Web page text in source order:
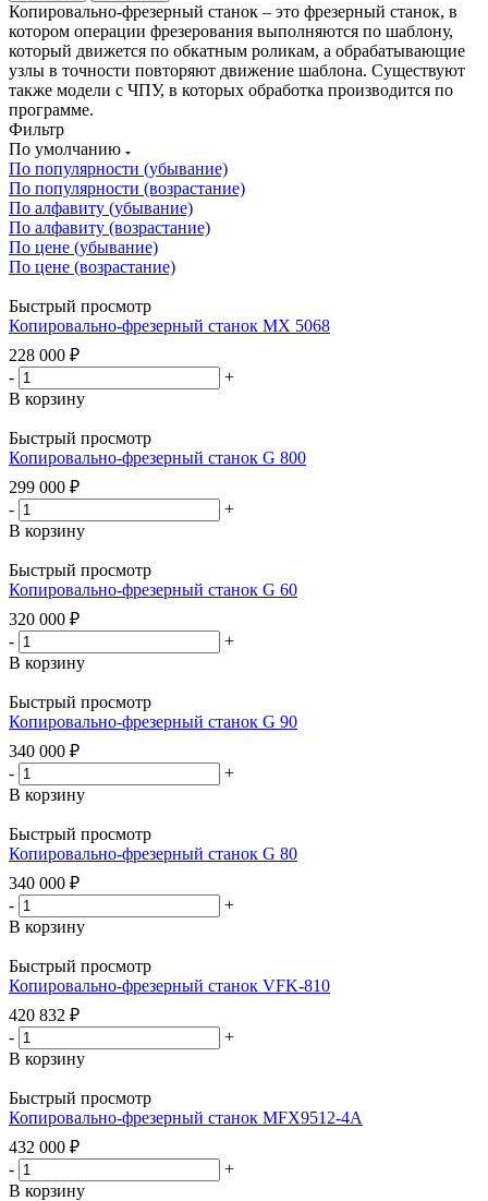
Копировально-фрезерный станок – это фрезерный станок, в
котором операции фрезерования выполняются по шаблону,
который движется по обкатным роликам, а обрабатывающие
узлы в точности повторяют движение шаблона. Существуют
также модели с ЧПУ, в которых обработка производится по
программе.
Фильтр
По умолчанию
По популярности (убывание)
По популярности (возрастание)
По алфавиту (убывание)
По алфавиту (возрастание)
По цене (убывание)
По цене (возрастание)
Быстрый просмотр
Копировально-фрезерный станок MX 5068
228 000 ₽
-
+
В корзину
Быстрый просмотр
Копировально-фрезерный станок G 800
299 000 ₽
-
+
В корзину
Быстрый просмотр
Копировально-фрезерный станок G 60
320 000 ₽
-
+
В корзину
Быстрый просмотр
Копировально-фрезерный станок G 90
340 000 ₽
-
+
В корзину
Быстрый просмотр
Копировально-фрезерный станок G 80
340 000 ₽
-
+
В корзину
Быстрый просмотр
Копировально-фрезерный станок VFK-810
420 832 ₽
-
+
В корзину
Быстрый просмотр
Копировально-фрезерный станок MFX9512-4A
432 000 ₽
-
+
В корзину